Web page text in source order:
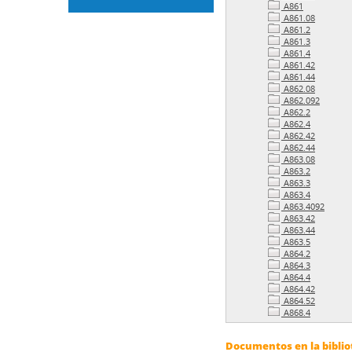
A861
A861.08
A861.2
A861.3
A861.4
A861.42
A861.44
A862.08
A862.092
A862.2
A862.4
A862.42
A862.44
A863.08
A863.2
A863.3
A863.4
A863.4092
A863.42
A863.44
A863.5
A864.2
A864.3
A864.4
A864.42
A864.52
A868.4
Documentos en la